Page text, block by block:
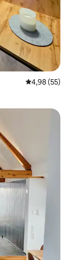
4,98 ud af 5 i
4,98 (55)